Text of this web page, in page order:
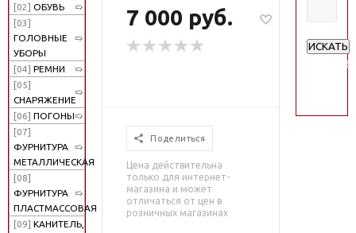
[02] ОБУВЬ
[03]
ГОЛОВНЫЕ
УБОРЫ
[04] РЕМНИ
[05]
СНАРЯЖЕНИЕ
[06] ПОГОНЫ
[07]
ФУРНИТУРА
МЕТАЛЛИЧЕСКАЯ
[08]
ФУРНИТУРА
ПЛАСТМАССОВАЯ
[09] КАНИТЕЛЬ,
7 000 руб.
Поделиться
Цена действительна
только для интернет-
магазина и может
отличаться от цен в
розничных магазинах
ИСКАТЬ